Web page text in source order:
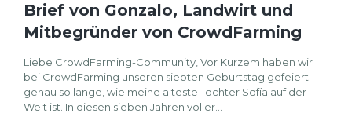
Brief von Gonzalo, Landwirt und
Mitbegründer von CrowdFarming
Liebe CrowdFarming-Community, Vor Kurzem haben wir
bei CrowdFarming unseren siebten Geburtstag gefeiert –
genau so lange, wie meine älteste Tochter Sofía auf der
Welt ist. In diesen sieben Jahren voller...